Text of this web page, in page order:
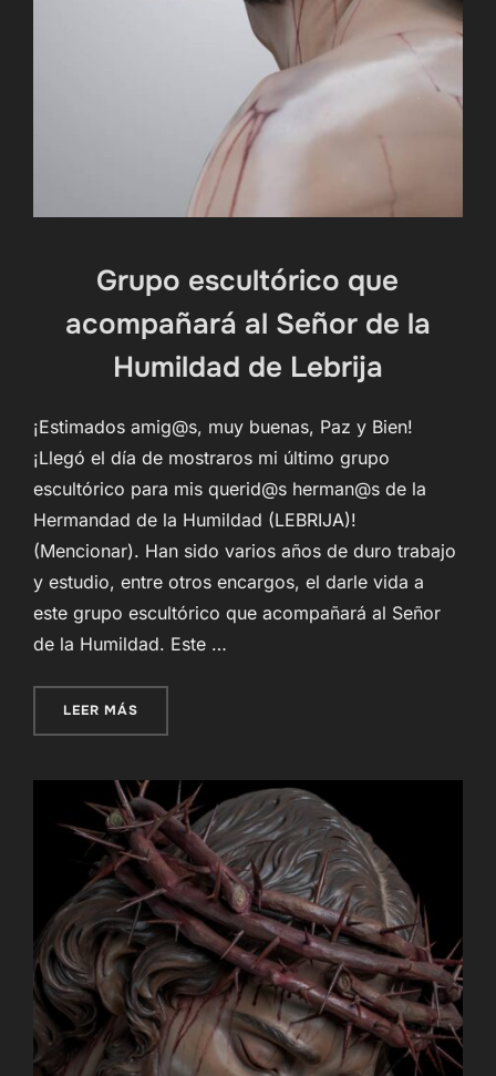
Grupo escultórico que
acompañará al Señor de la
Humildad de Lebrija
¡Estimados amig@s, muy buenas, Paz y Bien!
¡Llegó el día de mostraros mi último grupo
escultórico para mis querid@s herman@s de la
Hermandad de la Humildad (LEBRIJA)!
(Mencionar). Han sido varios años de duro trabajo
y estudio, entre otros encargos, el darle vida a
este grupo escultórico que acompañará al Señor
de la Humildad. Este …
LEER MÁS